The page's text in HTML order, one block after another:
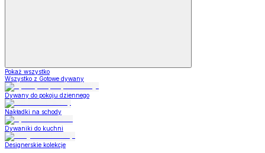
Pokaż wszystko
Wszystko z Gotowe dywany
Dywany do pokoju dziennego
Nakładki na schody
Dywaniki do kuchni
Designerskie kolekcje